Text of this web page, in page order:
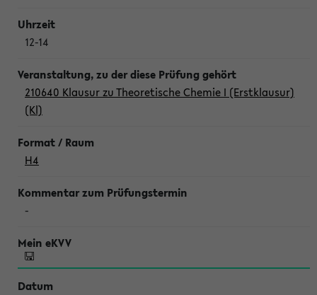
12-14
210640 Klausur zu Theoretische Chemie I (Erstklausur)
(Kl)
H4
-